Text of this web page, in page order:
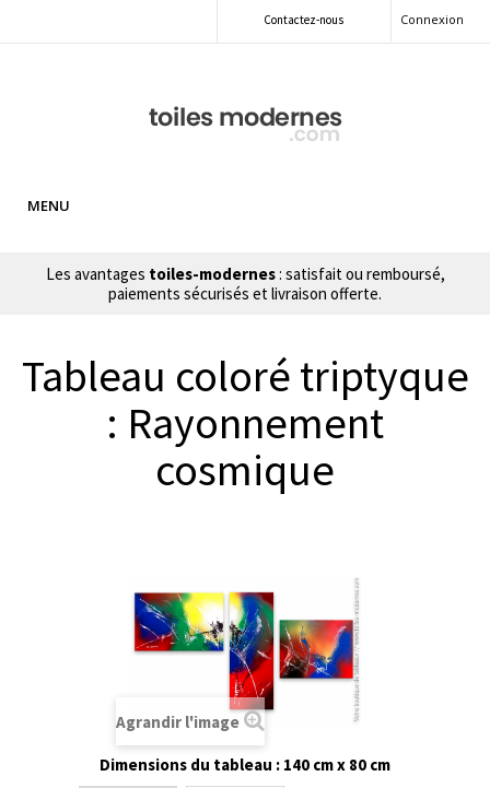
Connexion
Contactez-nous
MENU
Les avantages toiles-modernes: satisfait ou remboursé,
paiements sécurisés et livraison offerte.
Tableau coloré triptyque
: Rayonnement
cosmique
Agrandir l'image
Dimensions du tableau : 140 cm x 80 cm